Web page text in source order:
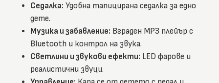
Седалка: Удобна тапицирана седалка за едно
дете.
Музика и забавление: Вграден MP3 плейър с
Bluetooth и контрол на звука.
Светлини и звукови ефекти: LED фарове и
реалистични звуци.